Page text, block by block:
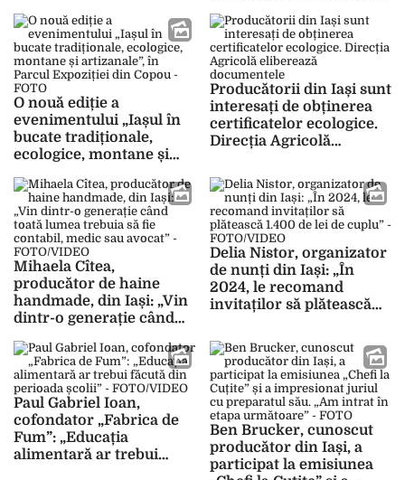
chiar în fața
comercianților
O nouă ediție a
evenimentului „Iașul în
bucate tradiționale,
ecologice, montane și
Expoziției din Copou –
FOTO
Producătorii din Iași sunt
interesați de obținerea
certificatelor ecologice.
Direcția Agricolă
Mihaela Cîtea,
producător de haine
handmade, din Iași: „Vin
dintr-o generație când
contabil, medic sau
avocat” – FOTO/VIDEO
Delia Nistor, organizator
de nunți din Iași: „În
2024, le recomand
invitaților să plătească
FOTO/VIDEO
Paul Gabriel Ioan,
cofondator „Fabrica de
Fum”: „Educația
alimentară ar trebui
Ben Brucker, cunoscut
producător din Iași, a
participat la emisiunea